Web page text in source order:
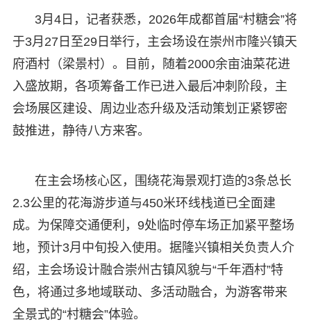
3月4日，记者获悉，2026年成都首届“村糖会”将
于3月27日至29日举行，主会场设在崇州市隆兴镇天
府酒村（梁景村）。目前，随着2000余亩油菜花进
入盛放期，各项筹备工作已进入最后冲刺阶段，主
会场展区建设、周边业态升级及活动策划正紧锣密
鼓推进，静待八方来客。
在主会场核心区，围绕花海景观打造的3条总长
2.3公里的花海游步道与450米环线栈道已全面建
成。为保障交通便利，9处临时停车场正加紧平整场
地，预计3月中旬投入使用。据隆兴镇相关负责人介
绍，主会场设计融合崇州古镇风貌与“千年酒村”特
色，将通过多地域联动、多活动融合，为游客带来
全景式的“村糖会”体验。